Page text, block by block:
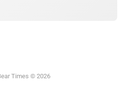
Times © 2026